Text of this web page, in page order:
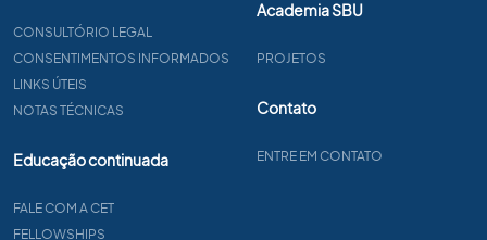
CONSULTÓRIO LEGAL
CONSENTIMENTOS INFORMADOS
LINKS ÚTEIS
NOTAS TÉCNICAS
Educação continuada
FALE COM A CET
FELLOWSHIPS
Academia SBU
PROJETOS
Contato
ENTRE EM CONTATO